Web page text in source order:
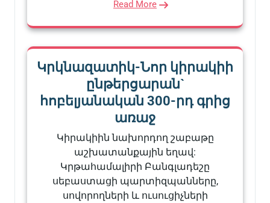
Read More
Կրկնազատիկ-Նոր կիրակիի
ընթերցարան`
հոբելյանական 300-րդ գրից
առաջ
Կիրակիին նախորդող շաբաթը
աշխատանքային եղավ:
Կրթահամալիրի Բանգլադեշը
սեբաստացի պարտիզպանները,
սովորողների և ուսուցիչների